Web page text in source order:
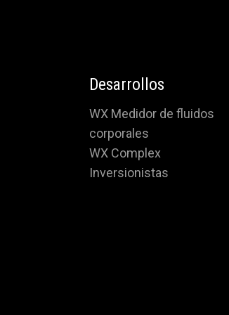
Desarrollos
WX Medidor de fluidos
corporales
WX Complex
Inversionistas